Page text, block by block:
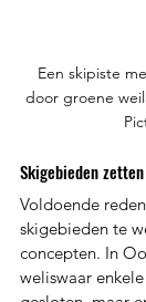
Een skipiste
door groene
Skigebieden
Voldoende
skigebieden te
concepten. In
weliswaar